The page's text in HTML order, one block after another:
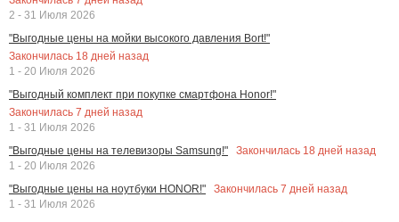
2 - 31 Июля 2026
"Выгодные цены на мойки высокого давления Bort!"
Закончилась 18 дней назад
1 - 20 Июля 2026
"Выгодный комплект при покупке смартфона Honor!"
Закончилась 7 дней назад
1 - 31 Июля 2026
"Выгодные цены на телевизоры Samsung!"
Закончилась 18 дней назад
1 - 20 Июля 2026
"Выгодные цены на ноутбуки HONOR!"
Закончилась 7 дней назад
1 - 31 Июля 2026